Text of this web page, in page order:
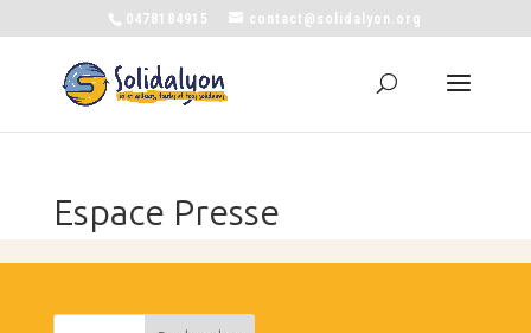
0478184915 contact@solidalyon.org
Espace Presse